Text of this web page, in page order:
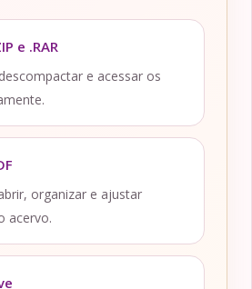
e .RAR
e acessar os
organizar e ajustar
acervo.